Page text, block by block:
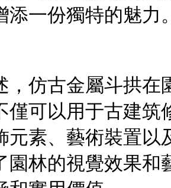
添一份獨特的魅力
，仿古金屬斗拱在
僅可以用于古建筑
元素、藝術裝置
園林的視覺效果和